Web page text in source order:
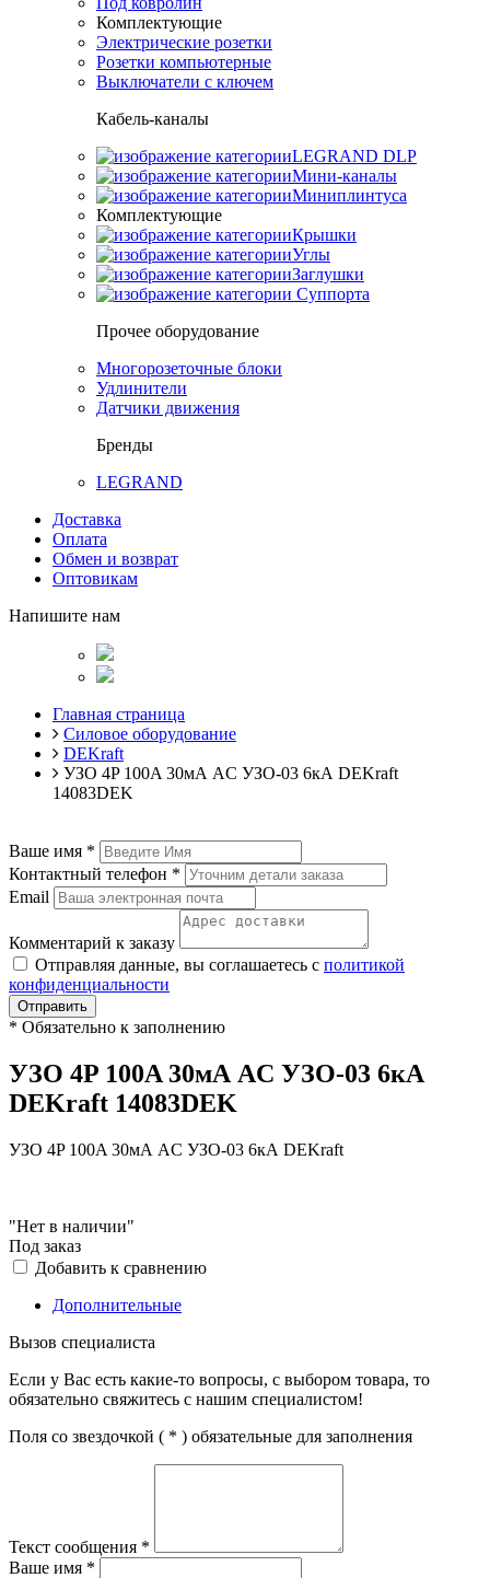
Комплектующие
Электрические розетки
Розетки компьютерные
Выключатели с ключем
Кабель-каналы
LEGRAND DLP
Мини-каналы
Миниплинтуса
Комплектующие
Крышки
Углы
Заглушки
Суппорта
Прочее оборудование
Многорозеточные блоки
Удлинители
Датчики движения
Бренды
LEGRAND
Доставка
Оплата
Обмен и возврат
Оптовикам
Напишите нам
Главная страница
Силовое оборудование
DEKraft
УЗО 4P 100A 30мА AC УЗО-03 6кА DEKraft
14083DEK
Ваше имя *
Контактный телефон *
Email
Комментарий к заказу
Отправляя данные, вы соглашаетесь с политикой
конфиденциальности
Отправить
* Обязательно к заполнению
УЗО 4P 100A 30мА AC УЗО-03 6кА
DEKraft 14083DEK
УЗО 4P 100A 30мА AC УЗО-03 6кА DEKraft
"Нет в наличии"
Под заказ
Добавить к сравнению
Дополнительные
Вызов специалиста
Если у Вас есть какие-то вопросы, с выбором товара, то
обязательно свяжитесь с нашим специалистом!
Поля со звездочкой ( * ) обязательные для заполнения
Текст сообщения *
Ваше имя *